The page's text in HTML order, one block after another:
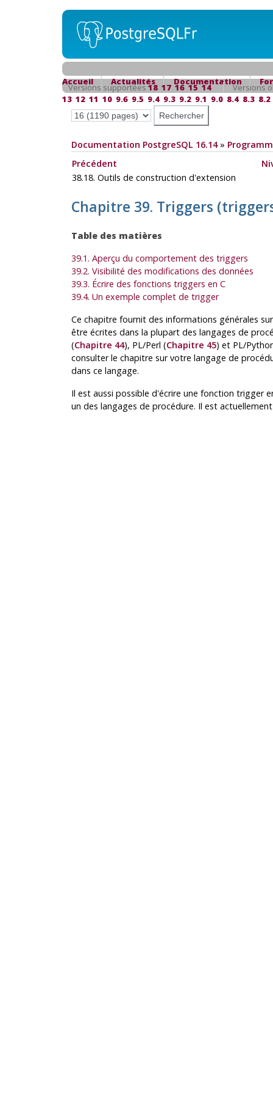
Accueil Actualités Documentation
Versions supportées18 17 16 15 14
Versions
13 12 11 10 9.6 9.5 9.4 9.3 9.2 9.1 9.0 8.4 8.3 8.2
Documentation PostgreSQL 16.14»
Précédent
38.18. Outils de construction d'extension
Chapitre 39. Triggers
Table des matières
39.1. Aperçu du comportement des triggers
39.2. Visibilité des modifications des données
39.3. Écrire des fonctions triggers en C
39.4. Un exemple complet de trigger
Ce chapitre fournit des informations générales
être écrites dans la plupart des langages de
(Chapitre 44), PL/Perl (Chapitre 45) et PL/
consulter le chapitre sur votre langage de
dans ce langage.
Il est aussi possible d'écrire une fonction trigger
un des langages de procédure. Il est